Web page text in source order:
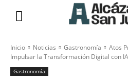
Inicio Noticias Gastronomía
Atos
Impulsar la Transformación Digital con
Gastronomía